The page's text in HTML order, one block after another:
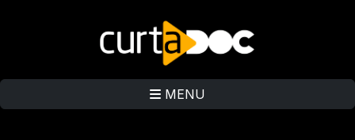
MENU